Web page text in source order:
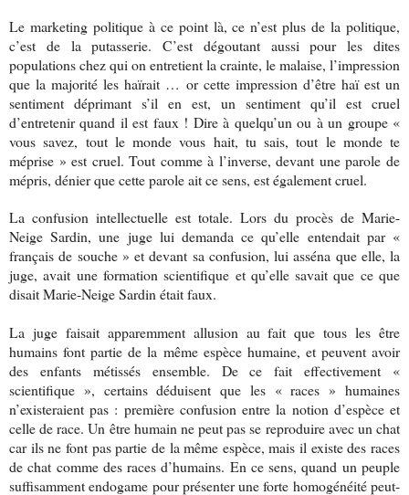
Le marketing politique à ce point là, ce n’est plus de la politique,
c’est de la putasserie. C’est dégoutant aussi pour les dites
populations chez qui on entretient la crainte, le malaise, l’impression
que la majorité les haïrait … or cette impression d’être haï est un
sentiment déprimant s’il en est, un sentiment qu’il est cruel
d’entretenir quand il est faux ! Dire à quelqu’un ou à un groupe «
vous savez, tout le monde vous hait, tu sais, tout le monde te
méprise » est cruel. Tout comme à l’inverse, devant une parole de
mépris, dénier que cette parole ait ce sens, est également cruel.
La confusion intellectuelle est totale. Lors du procès de Marie-
Neige Sardin, une juge lui demanda ce qu’elle entendait par «
français de souche » et devant sa confusion, lui asséna que elle, la
juge, avait une formation scientifique et qu’elle savait que ce que
disait Marie-Neige Sardin était faux.
La juge faisait apparemment allusion au fait que tous les être
humains font partie de la même espèce humaine, et peuvent avoir
des enfants métissés ensemble. De ce fait effectivement «
scientifique », certains déduisent que les « races » humaines
n’existeraient pas : première confusion entre la notion d’espèce et
celle de race. Un être humain ne peut pas se reproduire avec un chat
car ils ne font pas partie de la même espèce, mais il existe des races
de chat comme des races d’humains. En ce sens, quand un peuple
suffisamment endogame pour présenter une forte homogénéité peut-